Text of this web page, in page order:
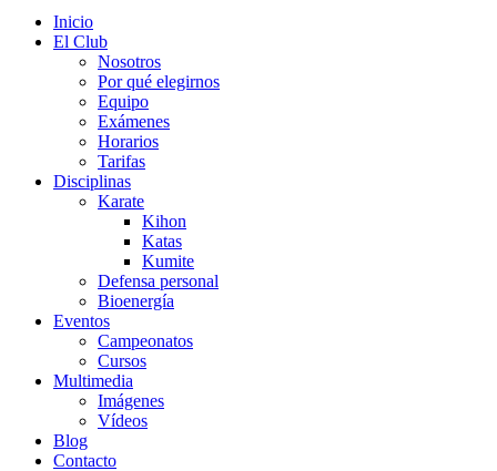
Inicio
El Club
Nosotros
Por qué elegirnos
Equipo
Exámenes
Horarios
Tarifas
Disciplinas
Karate
Kihon
Katas
Kumite
Defensa personal
Bioenergía
Eventos
Campeonatos
Cursos
Multimedia
Imágenes
Vídeos
Blog
Contacto